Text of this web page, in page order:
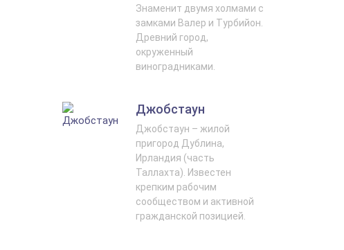
Знаменит двумя холмами с
замками Валер и Турбийон.
Древний город,
окруженный
виноградниками.
Джобстаун
Джобстаун – жилой
пригород Дублина,
Ирландия (часть
Таллахта). Известен
крепким рабочим
сообществом и активной
гражданской позицией.